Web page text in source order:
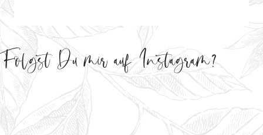
Folgst Du mir auf Instagram?